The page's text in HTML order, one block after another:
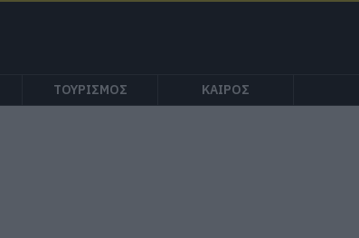
ΤΟΥΡΙΣΜΟΣ ΚΑΙΡΟΣ